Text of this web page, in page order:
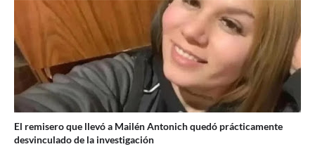
El remisero que llevó a Mailén Antonich quedó prácticamente
desvinculado de la investigación